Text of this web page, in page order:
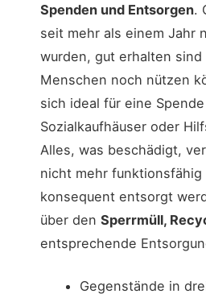
Spenden und Entsorgen.
seit mehr als einem Jahr
wurden, gut erhalten sind
Menschen noch nützen
sich ideal für eine
Sozialkaufhäuser oder
Alles, was beschädigt,
nicht mehr
konsequent entsorgt
über den Sperrmüll,
entsprechende
Gegenstände in